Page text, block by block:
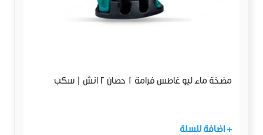
مضخة ماء ليو غاطس فرامة 1 حصان 2 انش | سكب
+ اضافة للسلة